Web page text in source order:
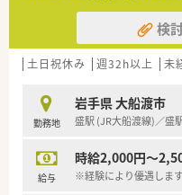
広く受け入れを検討い
【こんな取り組みをして
■集合研修やE-ラーニン
■新卒採用も積極的に
境と教育体制が整備さ
■地域の医療ニーズに
検
土日祝休み 週32h以上 未
勤務地
岩手県 大船渡市
盛駅 (JR大船渡線)／盛
給与
時給2,000円～
※経験により優遇します